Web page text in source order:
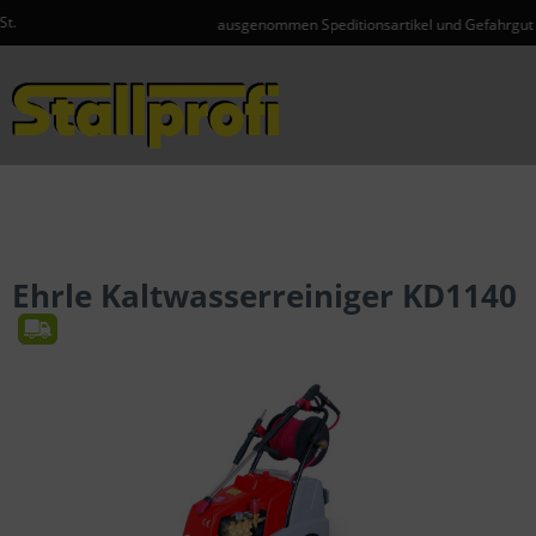
ausgenommen Speditionsartikel und Gefahrgut
Ehrle Kaltwasserreiniger KD1140